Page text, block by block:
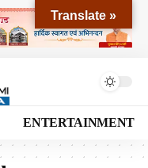
ENTERTAINMENT
Translate »